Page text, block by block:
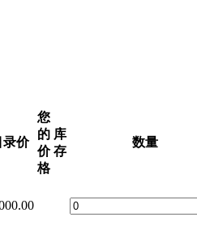
录价
您
的
价
格
库
存
数量